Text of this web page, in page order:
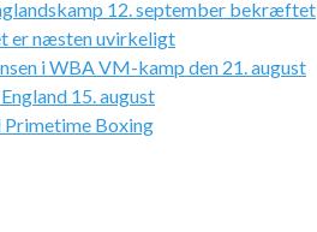
12. september bekræftet
er næsten uvirkeligt
i WBA VM-kamp den 21. august
15. august
Primetime Boxing